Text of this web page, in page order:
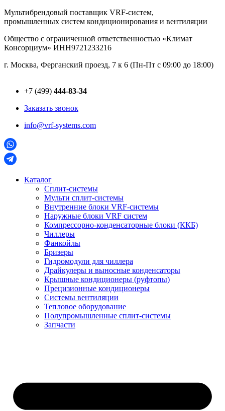
Перейти
к
Мультибрендовый поставщик VRF-cистем,
промышленных систем кондиционирования и вентиляции
Общество с ограниченной ответственностью «Климат
Консорциум» ИНН9721233216
г. Москва, Ферганский проезд, 7 к 6 (Пн-Пт с 09:00 до 18:00)
+7 (499) 444-83-34
Заказать звонок
info@vrf-systems.com
Каталог
Сплит-системы
Мульти сплит-системы
Внутренние блоки VRF-cистемы
Наружные блоки VRF cистем
Компрессорно-конденсаторные блоки (ККБ)
Чиллеры
Фанкойлы
Бризеры
Гидромодули для чиллера
Драйкулеры и выносные конденсаторы
Крышные кондиционеры (руфтопы)
Прецизионные кондиционеры
Системы вентиляции
Тепловое оборудование
Полупромышленные сплит-системы
Запчасти